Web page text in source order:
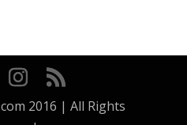
2016 | All Rights